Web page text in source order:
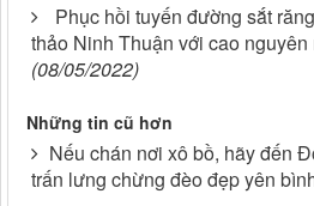
Phục hồi tuyến đường sắt
thảo Ninh Thuận với cao
(08/05/2022)
Những tin cũ hơn
Nếu chán nơi xô bồ, hãy đến
trấn lưng chừng đèo đẹp yên